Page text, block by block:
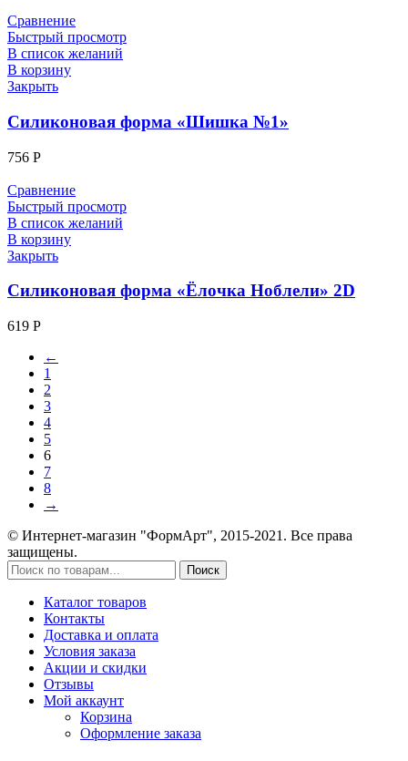
Сравнение
Быстрый просмотр
В список желаний
В корзину
Закрыть
Силиконовая форма «Шишка №1»
756 Р
Сравнение
Быстрый просмотр
В список желаний
В корзину
Закрыть
Силиконовая форма «Ёлочка Ноблели» 2D
619 Р
←
1
2
3
4
5
6
7
8
→
© Интернет-магазин "ФормАрт", 2015-2021. Все права
защищены.
Поиск
Каталог товаров
Контакты
Доставка и оплата
Условия заказа
Акции и скидки
Отзывы
Мой аккаунт
Корзина
Оформление заказа